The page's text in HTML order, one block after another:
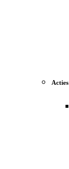
Acties